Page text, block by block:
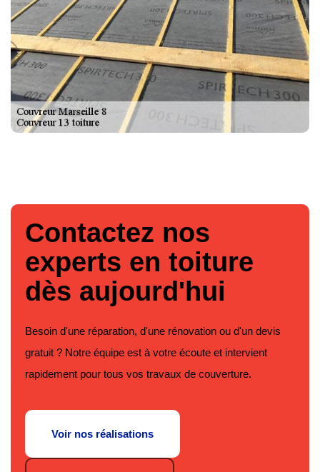
Contactez nos
experts en toiture
dès aujourd'hui
Besoin d'une réparation, d'une rénovation ou d'un devis
gratuit ? Notre équipe est à votre écoute et intervient
rapidement pour tous vos travaux de couverture.
Voir nos réalisations